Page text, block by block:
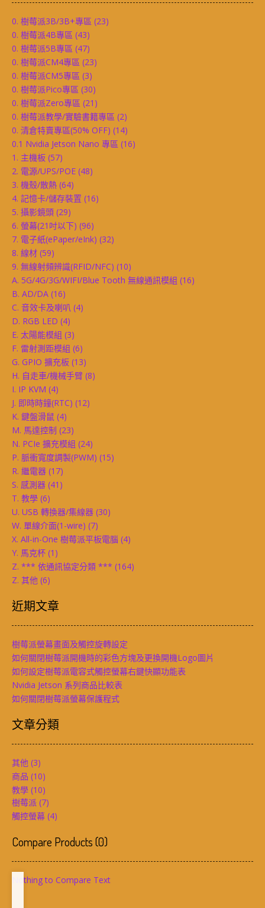
0. 樹莓派3B/3B+專區 (23)
0. 樹莓派4B專區 (43)
0. 樹莓派5B專區 (47)
0. 樹莓派CM4專區 (23)
0. 樹莓派CM5專區 (3)
0. 樹莓派Pico專區 (30)
0. 樹莓派Zero專區 (21)
0. 樹莓派教學/實驗書籍專區 (2)
0. 清倉特賣專區(50% OFF) (14)
0.1 Nvidia Jetson Nano 專區 (16)
1. 主機板 (57)
2. 電源/UPS/POE (48)
3. 機殼/散熱 (64)
4. 記憶卡/儲存裝置 (16)
5. 攝影鏡頭 (29)
6. 螢幕(21吋以下) (96)
7. 電子紙(ePaper/eInk) (32)
8. 線材 (59)
9. 無線射頻辨識(RFID/NFC) (10)
A. 5G/4G/3G/WIFI/Blue Tooth 無線通訊模組 (16)
B. AD/DA (16)
C. 音效卡及喇叭 (4)
D. RGB LED (4)
E. 太陽能模組 (3)
F. 雷射測距模組 (6)
G. GPIO 擴充板 (13)
H. 自走車/機械手臂 (8)
I. IP KVM (4)
J. 即時時鐘(RTC) (12)
K. 鍵盤滑鼠 (4)
M. 馬達控制 (23)
N. PCIe 擴充模組 (24)
P. 脈衝寬度調製(PWM) (15)
R. 繼電器 (17)
S. 感測器 (41)
T. 教學 (6)
U. USB 轉換器/集線器 (30)
W. 單線介面(1-wire) (7)
X. All-in-One 樹莓派平板電腦 (4)
Y. 馬克杯 (1)
Z. *** 依通訊協定分類 *** (164)
Z. 其他 (6)
近期文章
樹莓派螢幕畫面及觸控旋轉設定
如何關閉樹莓派開機時的彩色方塊及更換開機Logo圖片
如何設定樹莓派電容式觸控螢幕右鍵快顯功能表
Nvidia Jetson 系列商品比較表
如何關閉樹莓派螢幕保護程式
文章分類
其他 (3)
商品 (10)
教學 (10)
樹莓派 (7)
觸控螢幕 (4)
Compare Products(0)
Nothing to Compare Text